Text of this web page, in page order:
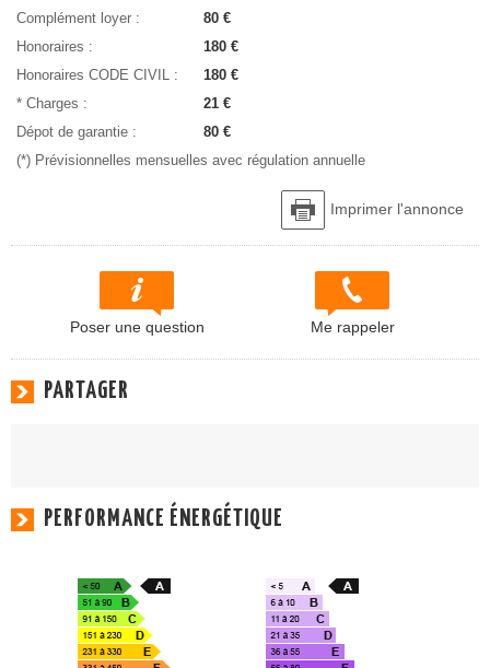
Complément loyer :
80 €
Honoraires :
180 €
Honoraires CODE CIVIL :
180 €
* Charges :
21 €
Dépot de garantie :
80 €
(*) Prévisionnelles mensuelles avec régulation annuelle
Imprimer l'annonce
Poser une question Me rappeler
PARTAGER
PERFORMANCE ÉNERGÉTIQUE